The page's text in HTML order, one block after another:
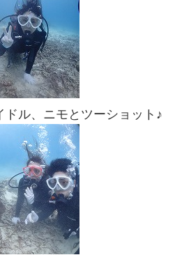
ドル、ニモとツーショット♪